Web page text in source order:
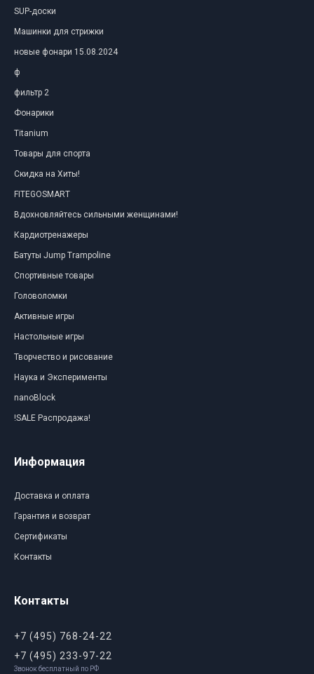
SUP-доски
Машинки для стрижки
новые фонари 15.08.2024
ф
фильтр 2
Фонарики
Titanium
Товары для спорта
Скидка на Хиты!
FITEGOSMART
Вдохновляйтесь сильными женщинами!
Кардиотренажеры
Батуты Jump Trampoline
Спортивные товары
Головоломки
Активные игры
Настольные игры
Творчество и рисование
Наука и Эксперименты
nanoBlock
!SALE Распродажа!
Информация
Доставка и оплата
Гарантия и возврат
Сертификаты
Контакты
Контакты
+7 (495) 768-24-22
+7 (495) 233-97-22
Звонок бесплатный по РФ